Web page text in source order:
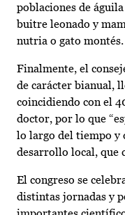
poblaciones de
buitre leonado y
nutria o gato montés.
Finalmente, el
de carácter bianual,
coincidiendo con el
doctor, por lo que
lo largo del tiempo y
desarrollo local, que
El congreso se
distintas jornadas y